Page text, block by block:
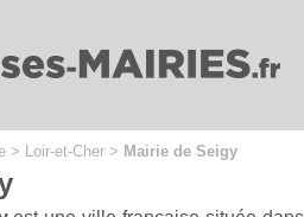
> Loir-et-Cher > Mairie de Seigy